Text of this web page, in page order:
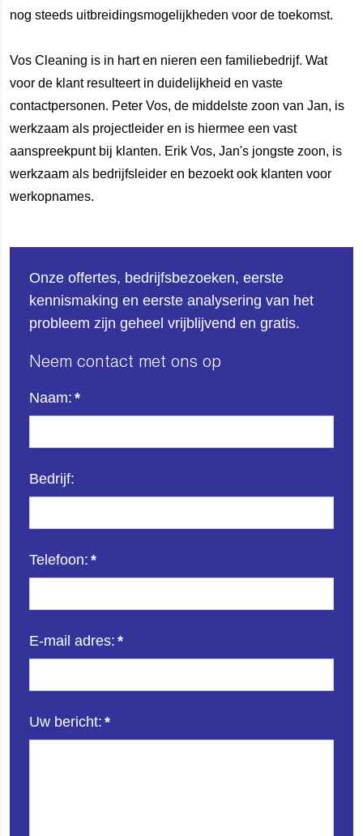
nog steeds uitbreidingsmogelijkheden voor de toekomst.
Vos Cleaning is in hart en nieren een familiebedrijf. Wat
voor de klant resulteert in duidelijkheid en vaste
contactpersonen. Peter Vos, de middelste zoon van Jan, is
werkzaam als projectleider en is hiermee een vast
aanspreekpunt bij klanten. Erik Vos, Jan's jongste zoon, is
werkzaam als bedrijfsleider en bezoekt ook klanten voor
werkopnames.
Onze offertes, bedrijfsbezoeken, eerste
kennismaking en eerste analysering van het
probleem zijn geheel vrijblijvend en gratis.
Neem contact met ons op
Naam: *
Bedrijf:
Telefoon: *
E-mail adres: *
Uw bericht: *